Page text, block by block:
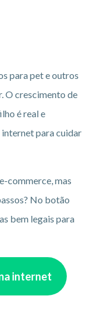
para pet e outros
O crescimento de
é real e
para cuidar
commerce, mas
No botão
bem legais para
internet